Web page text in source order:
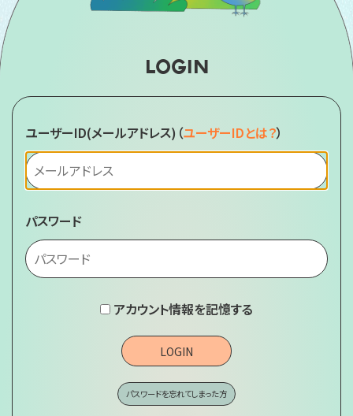
LOGIN
ユーザーID(メールアドレス) （ユーザーIDとは？）
パスワード
アカウント情報を記憶する
LOGIN
パスワードを忘れてしまった方